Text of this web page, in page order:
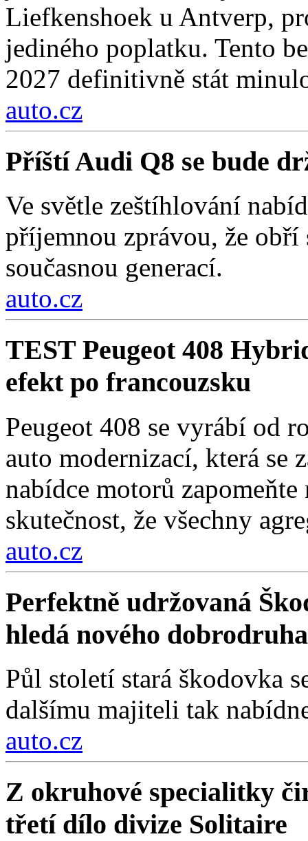
Liefkenshoek u Antverp,
jediného poplatku. Tento
2027 definitivně stát
auto.cz
Příští Audi Q8 se bude
Ve světle zeštíhlování
příjemnou zprávou, že
současnou generací.
auto.cz
TEST Peugeot 408
efekt po francouzsku
Peugeot 408 se vyrábí od
auto modernizací, která se
nabídce motorů
skutečnost, že všechny
auto.cz
Perfektně udržovaná
hledá nového
Půl století stará škodovka
dalšímu majiteli tak
auto.cz
Z okruhové specialitky
třetí dílo divize Solitaire